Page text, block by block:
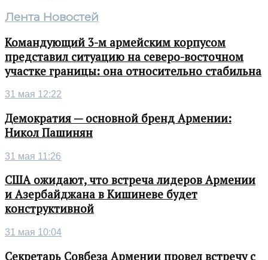
Лента Новостей
Командующий 3-м армейским корпусом
представил ситуацию на северо-восточном
участке границы: она относительно стабильна
31 мая 12:22
Демократия — основной бренд Армении:
Никол Пашинян
31 мая 11:26
США ожидают, что встреча лидеров Армении
и Азербайджана в Кишиневе будет
конструктивной
31 мая 10:04
Секретарь Совбеза Армении провел встречу с